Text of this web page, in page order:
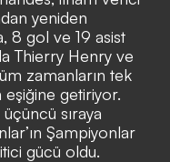
yeniden
8 gol ve 19 asist
Thierry Henry ve
zamanların tek
eşiğine getiriyor.
sıraya
Şampiyonlar
gücü oldu.